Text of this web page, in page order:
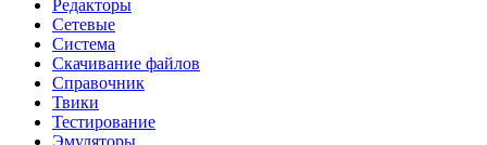
Редакторы
Сетевые
Система
Скачивание файлов
Справочник
Твики
Тестирование